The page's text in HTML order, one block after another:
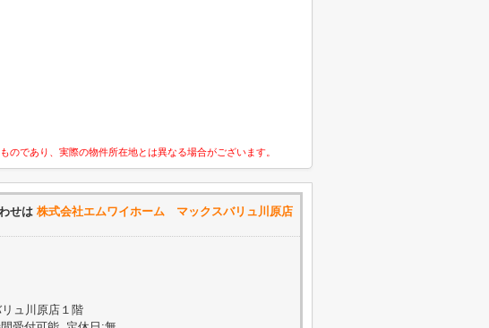
であり、実際の物件所在地とは異なる場合がございます。
せは 株式会社エムワイホーム マックスバリュ川原店
ュ川原店１階